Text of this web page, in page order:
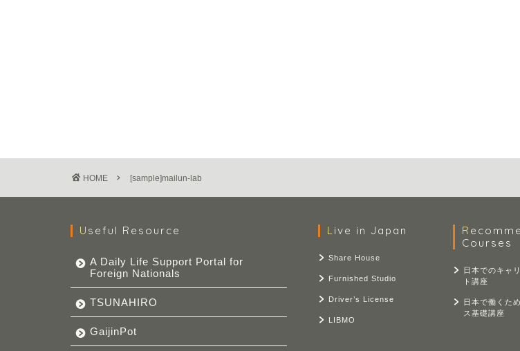
HOME [sample]mailun-lab
Useful Resource
A Daily Life Support Portal for
Foreign Nationals
TSUNAHIRO
GaijinPot
Live in Japan
Share House
Furnished Studio
Driver’s License
LIBMO
Recommended
Courses
日本でのキャ
ト講座
日本で働くた
ス基礎講座